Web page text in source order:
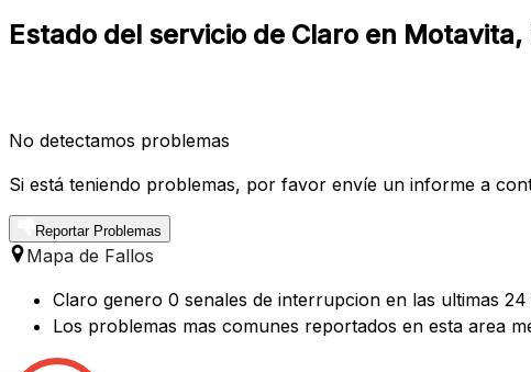
Estado del servicio de Claro en Motavita,
No detectamos problemas
Si está teniendo problemas, por favor envíe un informe a
Reportar Problemas
Mapa de Fallos
Claro genero 0 senales de interrupcion en las ultimas
Los problemas mas comunes reportados en esta area